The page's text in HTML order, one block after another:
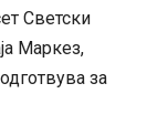
Светски
Маркез,
за